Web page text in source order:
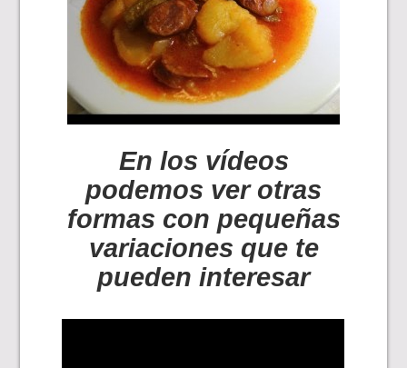
En los vídeos
podemos ver otras
formas con pequeñas
variaciones que te
pueden interesar